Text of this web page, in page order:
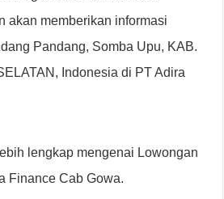
akan memberikan informasi
Pandang, Somba Upu, KAB.
Indonesia di PT Adira
lengkap mengenai Lowongan
Finance Cab Gowa.